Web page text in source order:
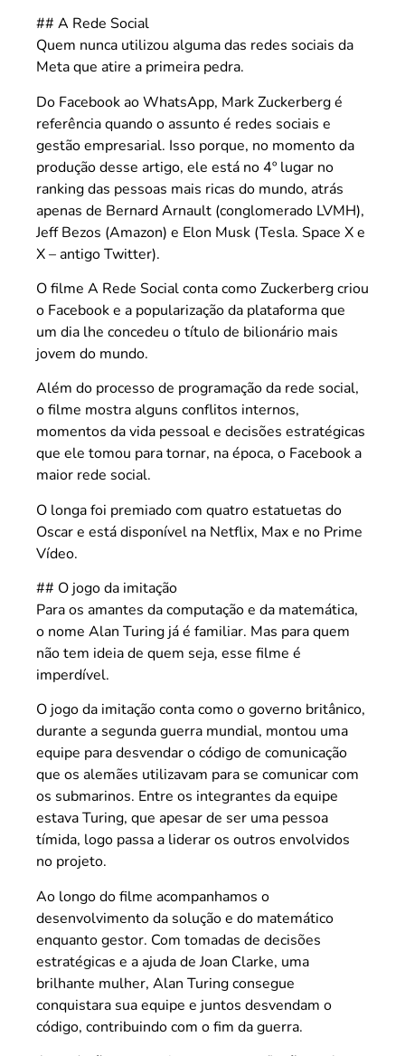
## A Rede Social
Quem nunca utilizou alguma das redes sociais da
Meta que atire a primeira pedra.
Do Facebook ao WhatsApp, Mark Zuckerberg é
referência quando o assunto é redes sociais e
gestão empresarial. Isso porque, no momento da
produção desse artigo, ele está no 4º lugar no
ranking das pessoas mais ricas do mundo, atrás
apenas de Bernard Arnault (conglomerado LVMH),
Jeff Bezos (Amazon) e Elon Musk (Tesla. Space X e
X – antigo Twitter).
O filme A Rede Social conta como Zuckerberg criou
o Facebook e a popularização da plataforma que
um dia lhe concedeu o título de bilionário mais
jovem do mundo.
Além do processo de programação da rede social,
o filme mostra alguns conflitos internos,
momentos da vida pessoal e decisões estratégicas
que ele tomou para tornar, na época, o Facebook a
maior rede social.
O longa foi premiado com quatro estatuetas do
Oscar e está disponível na Netflix, Max e no Prime
Vídeo.
## O jogo da imitação
Para os amantes da computação e da matemática,
o nome Alan Turing já é familiar. Mas para quem
não tem ideia de quem seja, esse filme é
imperdível.
O jogo da imitação conta como o governo britânico,
durante a segunda guerra mundial, montou uma
equipe para desvendar o código de comunicação
que os alemães utilizavam para se comunicar com
os submarinos. Entre os integrantes da equipe
estava Turing, que apesar de ser uma pessoa
tímida, logo passa a liderar os outros envolvidos
no projeto.
Ao longo do filme acompanhamos o
desenvolvimento da solução e do matemático
enquanto gestor. Com tomadas de decisões
estratégicas e a ajuda de Joan Clarke, uma
brilhante mulher, Alan Turing consegue
conquistara sua equipe e juntos desvendam o
código, contribuindo com o fim da guerra.